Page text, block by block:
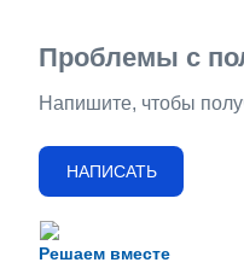
Решаем вместе
Проблемы с
Напишите, чтобы
НАПИСАТЬ